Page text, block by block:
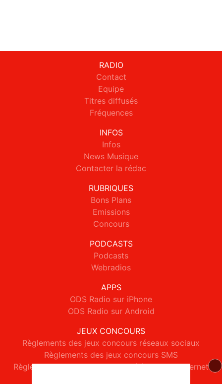
RADIO
Contact
Equipe
Titres diffusés
Fréquences
INFOS
Infos
News Musique
Contacter la rédac
RUBRIQUES
Bons Plans
Emissions
Concours
PODCASTS
Podcasts
Webradios
APPS
ODS Radio sur iPhone
ODS Radio sur Android
JEUX CONCOURS
Règlements des jeux concours réseaux sociaux
Règlements des jeux concours SMS
Règlements des jeux concours téléphone et internet